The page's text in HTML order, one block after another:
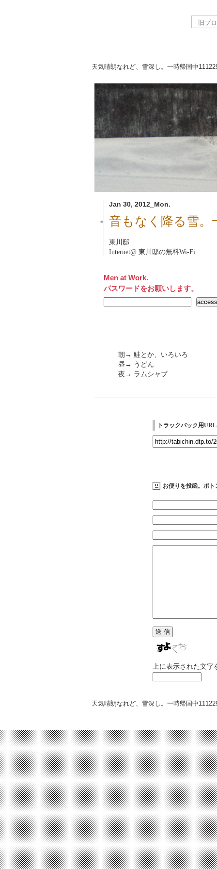
天気晴朗なれど、雪深し。一時帰国中
Jan 30, 2012_Mon.
■ 音もなく降る雪。
東川邸
Internet@ 東川邸の無料Wi-Fi
Men at Work.
パスワードをお願いします。
朝→ 鮭とか、いろいろ
昼→ うどん
夜→ ラムシャブ
トラックバック用URL
お便りを投函。ポト
上に表示された文
天気晴朗なれど、雪深し。一時帰国中